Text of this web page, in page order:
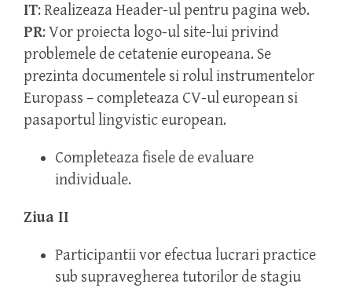
IT: Realizeaza Header-ul pentru pagina web.
PR: Vor proiecta logo-ul site-lui privind
problemele de cetatenie europeana. Se
prezinta documentele si rolul instrumentelor
Europass – completeaza CV-ul european si
pasaportul lingvistic european.
Completeaza fisele de evaluare
individuale.
Ziua II
Participantii vor efectua lucrari practice
sub supravegherea tutorilor de stagiu